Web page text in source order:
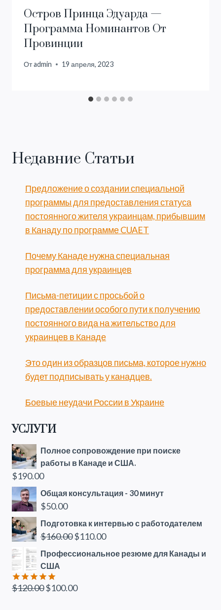
Остров Принца Эдуарда —
Программа Номинантов От
Провинции
Отadmin 19 апреля, 2023
Недавние Статьи
Предложение о создании специальной
программы для предоставления статуса
постоянного жителя украинцам, прибывшим
в Канаду по программе CUAET
Почему Канаде нужна специальная
программа для украинцев
Письма-петиции с просьбой о
предоставлении особого пути к получению
постоянного вида на жительство для
украинцев в Канаде
Это один из образцов письма, которое нужно
будет подписывать у канадцев.
Боевые неудачи России в Украине
УСЛУГИ
Полное сопровождение при поиске
работы в Канаде и США.
$190.00
Общая консультация - 30 минут
$50.00
Подготовка к интервью с работодателем
$160.00 Первоначальная
цена
$110.00Текущая
цена:
Профессиональное резюме для Канады и
США
Оценка
$120.00 Первоначальная
$100.00Текущая